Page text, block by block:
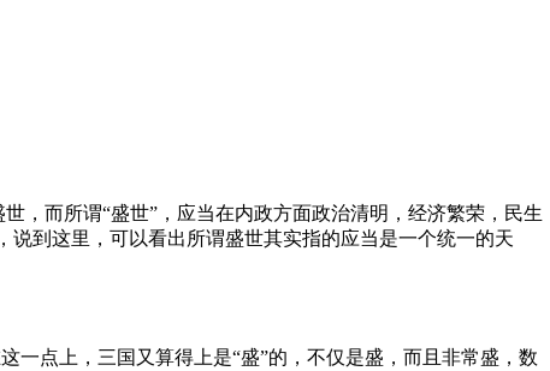
而所谓“盛世”，应当在内政方面政治清明，经济繁荣，民生
到这里，可以看出所谓盛世其实指的应当是一个统一的天
点上，三国又算得上是“盛”的，不仅是盛，而且非常盛，数